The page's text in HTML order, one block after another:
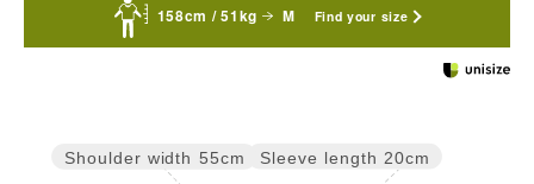
158cm / 51kg M Find your size
Sleeve length 20cm
Shoulder width 55cm